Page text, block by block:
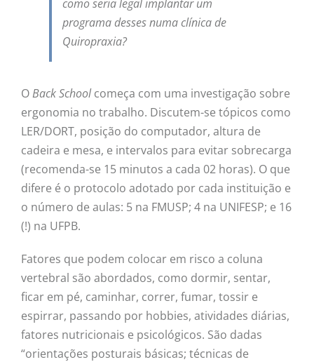
como seria legal implantar um
programa desses numa clínica de
Quiropraxia?
OBack Schoolcomeça com uma investigação sobre
ergonomia no trabalho. Discutem-se tópicos como
LER/DORT, posição do computador, altura de
cadeira e mesa, e intervalos para evitar sobrecarga
(recomenda-se 15 minutos a cada 02 horas). O que
difere é o protocolo adotado por cada instituição e
o número de aulas: 5 na FMUSP; 4 na UNIFESP; e 16
(!) na UFPB.
Fatores que podem colocar em risco a coluna
vertebral são abordados, como dormir, sentar,
ficar em pé, caminhar, correr, fumar, tossir e
espirrar, passando por hobbies, atividades diárias,
fatores nutricionais e psicológicos. São dadas
“orientações posturais básicas; técnicas de